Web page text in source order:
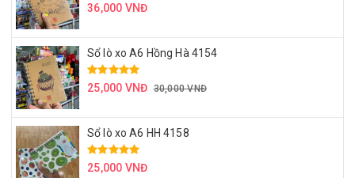
36,000 VNĐ
Sổ lò xo A6 Hồng Hà 4154
25,000 VNĐ 30,000 VNĐ
Sổ lò xo A6 HH 4158
25,000 VNĐ